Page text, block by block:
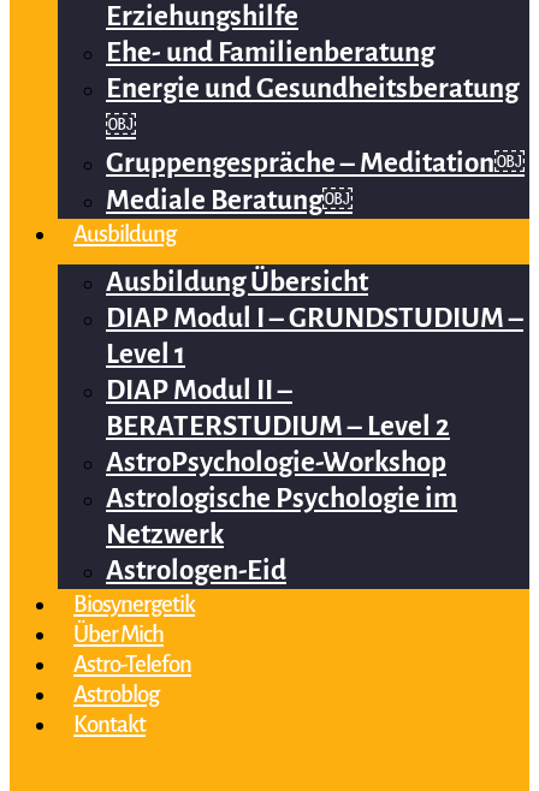
Erziehungshilfe
Ehe- und Familienberatung
Energie und Gesundheitsberatung
￼
Gruppengespräche – Meditation￼
Mediale Beratung￼
Ausbildung
Ausbildung Übersicht
DIAP Modul I – GRUNDSTUDIUM –
Level 1
DIAP Modul II –
BERATERSTUDIUM – Level 2
AstroPsychologie-Workshop
Astrologische Psychologie im
Netzwerk
Astrologen-Eid
Biosynergetik
Über Mich
Astro-Telefon
Astroblog
Kontakt